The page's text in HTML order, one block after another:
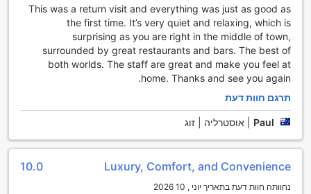
שירות חדרים זמין 24 שעות ביממה, כך שתוכלו ליהנות מארוחה
טעימה בכל שעה שתרצו, מבלי לצאת מהחדר. בנוסף, שירותי
כביסה וייבוש זמינים למי שמעוניין לשמור על בגדים נקיים
ומסודרים במהלך השהות.
כדי לשמור על ביטחונכם ורכושכם, המלון מציע כספות בחדרים,
כמו גם אחסון למטען, כך שתוכלו לחקור את האזור ללא דאגות.
שמאפשר לכם להישאר מחוברים בכל עת. כמו כן, ישנה אזור עישון
ייעודי למעשנים, כך שכל אורח יוכל למצוא את הנוחות שלו במלון.
מתקני תחבורה במלון קומןקה ברסה סאיאנג אובוד
מלון קומןקה ברסה סאיאנג אובוד מציע מגוון מתקני תחבורה נוחים
שמבטיחים שהשהות שלכם תהיה נוחה ומסודרת. אם אתם מגיעים
This was a return visit and everything was just as good as
the first time. It’s very quiet and relaxing, which is
surprising as you are right in the middle of town,
surrounded by great restaurants and bars. The best of
both worlds. The staff are great and make you feel at
home. Thanks and see you again.
תרגם חוות דעת
Paul אוסטרליה | זוג
Luxury, Comfort, and Convenience
10.0
נחוותה חוות דעת בתאריך יוני , 10 2026